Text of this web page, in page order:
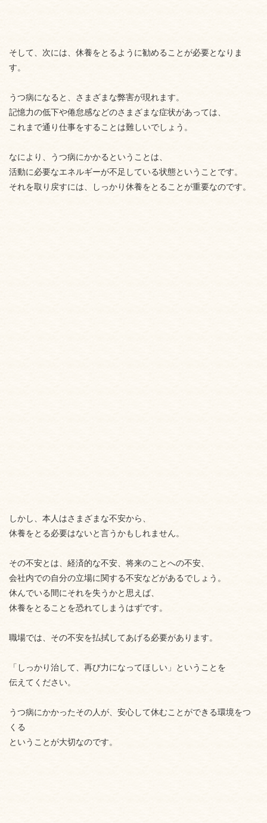
そして、次には、休養をとるように勧めることが必要となりま
す。
うつ病になると、さまざまな弊害が現れます。
記憶力の低下や倦怠感などのさまざまな症状があっては、
これまで通り仕事をすることは難しいでしょう。
なにより、うつ病にかかるということは、
活動に必要なエネルギーが不足している状態ということです。
それを取り戻すには、しっかり休養をとることが重要なのです。
しかし、本人はさまざまな不安から、
休養をとる必要はないと言うかもしれません。
その不安とは、経済的な不安、将来のことへの不安、
会社内での自分の立場に関する不安などがあるでしょう。
休んでいる間にそれを失うかと思えば、
休養をとることを恐れてしまうはずです。
職場では、その不安を払拭してあげる必要があります。
「しっかり治して、再び力になってほしい」ということを
伝えてください。
うつ病にかかったその人が、安心して休むことができる環境をつ
くる
ということが大切なのです。